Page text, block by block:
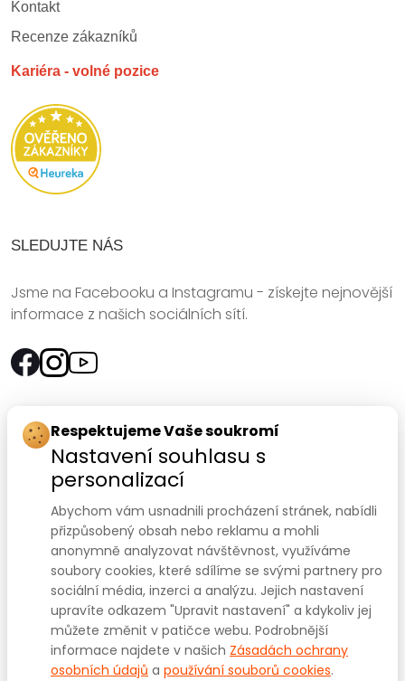
Kontakt
Recenze zákazníků
Kariéra - volné pozice
SLEDUJTE NÁS
Jsme na Facebooku a Instagramu - získejte nejnovější
informace z našich sociálních sítí.
Rychlý kontakt:
SANOMED, spol. s r.o.
Palackého třída 240/75
612 00 Brno-Královo Pole
Prodejna:+420 541 422 911,+420 541 422 912
e-mail:prodejna@sanomed.cz
E-shop:+420 739 079 275
e-mail:eshop@sanomed.cz
Respektujeme Vaše soukromí
Nastavení souhlasu s
personalizací
Abychom vám usnadnili procházení stránek, nabídli
přizpůsobený obsah nebo reklamu a mohli
anonymně analyzovat návštěvnost, využíváme
soubory cookies, které sdílíme se svými partnery pro
sociální média, inzerci a analýzu. Jejich nastavení
upravíte odkazem "Upravit nastavení" a kdykoliv jej
můžete změnit v patičce webu. Podrobnější
informace najdete v našich Zásadách ochrany
osobních údajů a používání souborů cookies.